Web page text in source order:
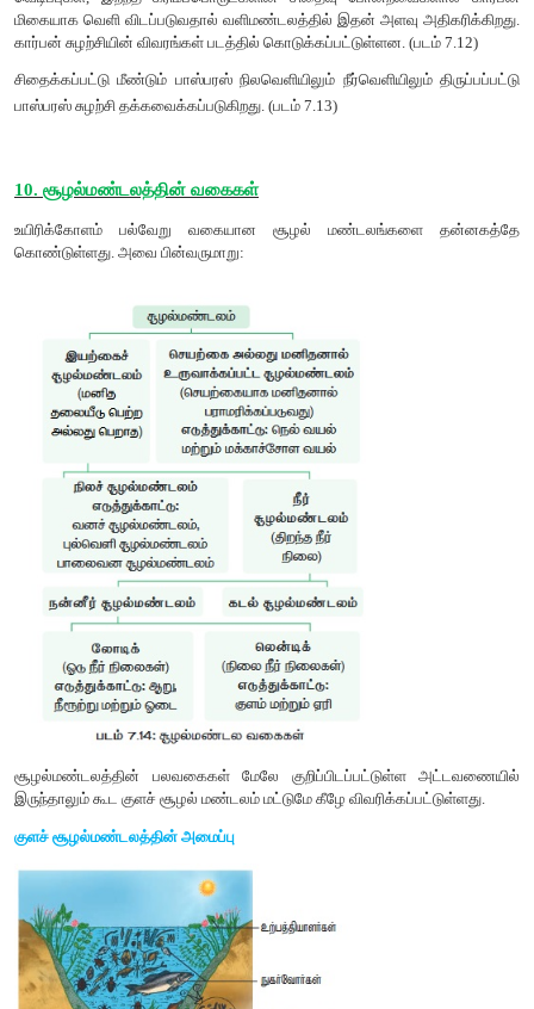
அதிகரிக்கிறது.
சிதைப்பவைகள் செல்வெளி நொதிகள் சிலவற்றை அவற்றின்
சிதைந்த , நீரில் கரையும் கரிம மற்றும்
எடுத்து செல்லப்படுவதற்கு கசிந்தோடுதல் அல்லது வடிதல் என்று
ஈ. மட்காதல் (Humification):
எளிமையாக்கப்பட்ட சிதைவுக்கூளங்கள் கருமையான படிக
மட்காக மாற்றமடையும் செயலுக்கு மட்காதல் என்று பெயர். இது
இது ஊட்டச்சத்து தேக்கமாகக் கருதப்படுகிறது.
உ. கனிமமாக்கம் (Mineralisation):
சில நுண்ணுயிரிகள் மண்ணின் கரிம மட்கிலிருந்து கனிம
வெளியேற்றுவதில் ஈடுபடுகின்றன. அத்தகைய செயல்முறை
அழைக்கப்படுகிறது.